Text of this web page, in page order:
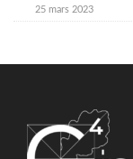
25 mars 2023